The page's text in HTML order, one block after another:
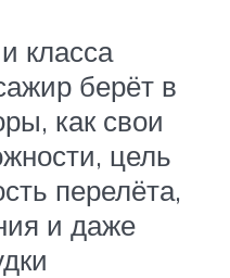
класса
берёт в
как свои
цель
перелёта,
и даже